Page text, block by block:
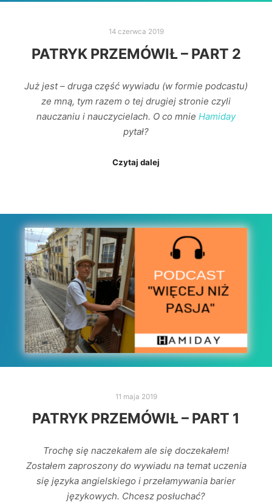
14 czerwca 2019
PATRYK PRZEMÓWIŁ – PART 2
Już jest – druga część wywiadu (w formie podcastu)
ze mną, tym razem o tej drugiej stronie czyli
nauczaniu i nauczycielach. O co mnie Hamiday
pytał?
Czytaj dalej
11 maja 2019
PATRYK PRZEMÓWIŁ – PART 1
Trochę się naczekałem ale się doczekałem!
Zostałem zaproszony do wywiadu na temat uczenia
się języka angielskiego i przełamywania barier
językowych. Chcesz posłuchać?